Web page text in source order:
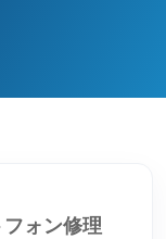
ォン修理